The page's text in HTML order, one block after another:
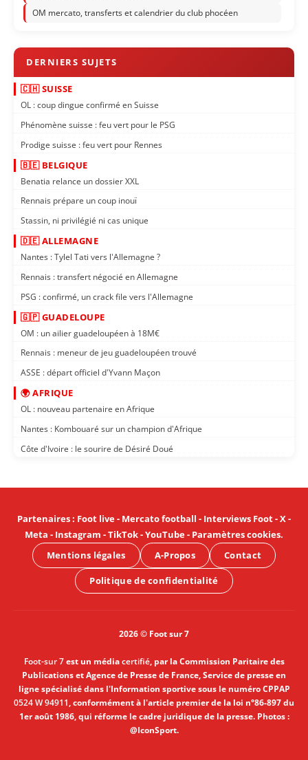
OM mercato, transferts et calendrier du club phocéen
🇨🇭 SUISSE
OL : coup dingue confirmé en Suisse
Phénomène suisse : feu vert pour le PSG
Prodige suisse : feu vert pour Rennes
🇧🇪 BELGIQUE
Benatia relance un dossier XXL
Rennais prépare un coup inouï
Stassin, ni privilégié ni cas unique
🇩🇪 ALLEMAGNE
Nantes : Tylel Tati vers l'Allemagne ?
Rennais : transfert négocié en Allemagne
PSG : confirmé, un crack file vers l'Allemagne
🇬🇵 GUADELOUPE
OM : un ailier guadeloupéen à 18M€
Rennais : meneur de jeu guadeloupéen trouvé
ASSE : départ officiel d'Yvann Maçon
🌍 AFRIQUE
OL : nouveau partenaire en Afrique
Nantes : Kombouaré sur un champion d'Afrique
Côte d'Ivoire : le sourire de Désiré Doué
Partenaires: Foot live- Mercato football - Interviews Foot-X-
Meta - Instagram -TikTok-YouTube- Paramètres cookies.
Mentions légales
A-Propos Contact
Politique de confidentialité
2026 © Foot sur 7
Foot-sur 7est un médiacertifié, par la Commission Paritaire des
Publications et Agence de Presse de France, Service de presse en
ligne spécialisé dans l'Information sportive sous le numéro CPPAP
0524 W 94911, conformément à l'article premier de la loi n°86-897 du
1er août 1986, qui réforme le cadre juridique de la presse. Photos :
@IconSport.